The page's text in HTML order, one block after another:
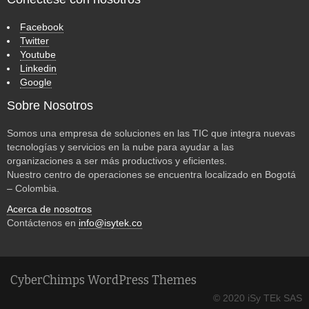
Facebook
Twitter
Youtube
Linkedin
Google
Sobre Nosotros
Somos una empresa de soluciones en las TIC que integra nuevas
tecnologías y servicios en la nube para ayudar a las
organizaciones a ser más productivos y eficientes.
Nuestro centro de operaciones se encuentra localizado en Bogotá
– Colombia.
Acerca de nosotros
Contáctenos en info@isytek.co
CyberChimps WordPress Themes
© 2020 iSy TEk SAS